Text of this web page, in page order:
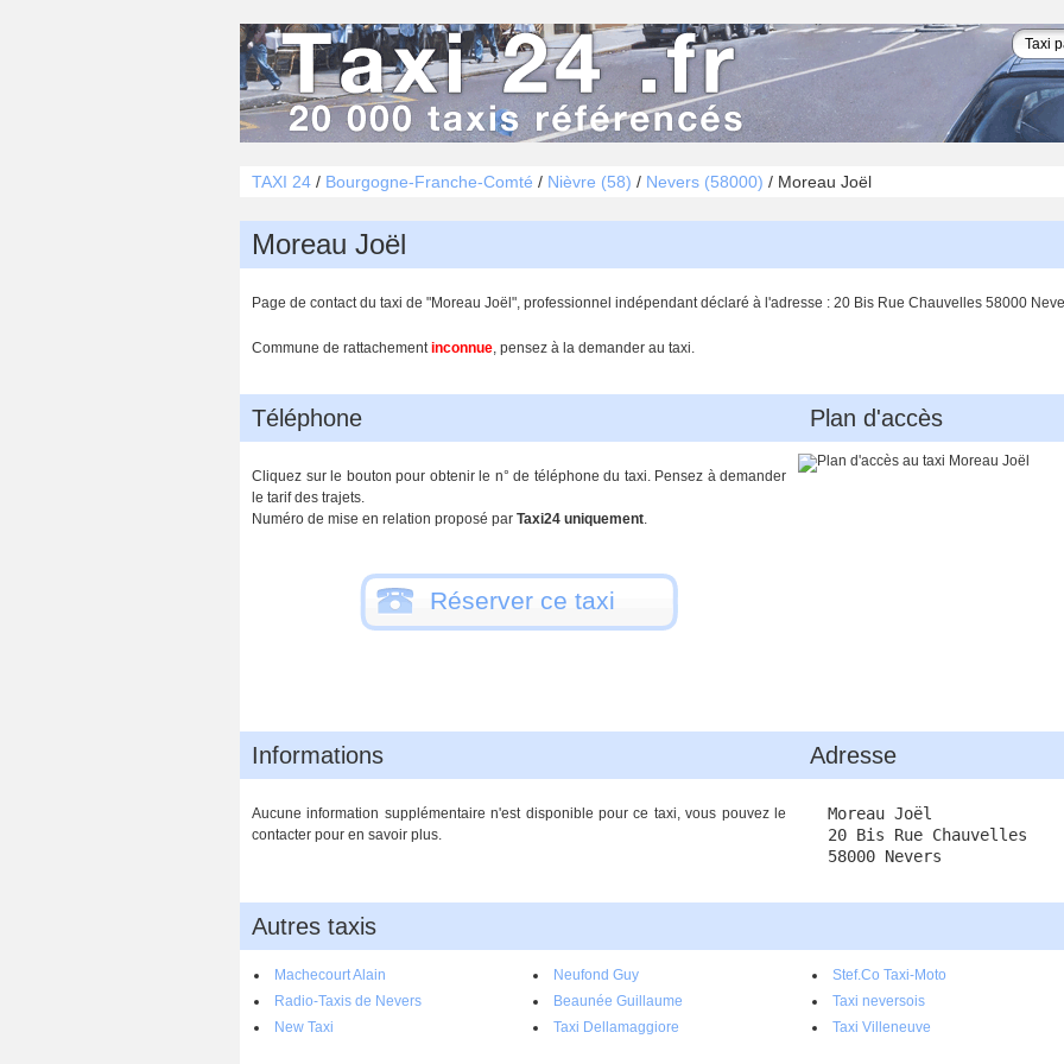
TAXI 24 / Bourgogne-Franche-Comté / Nièvre (58) / Nevers (58000) / Moreau Joël
Moreau Joël
Page de contact du taxi de "Moreau Joël", professionnel indépendant déclaré à l'adresse : 20 Bis Rue Chauvelles 58000
Commune de rattachementinconnue, pensez à la demander au taxi.
Téléphone
Cliquez sur le bouton pour obtenir le n° de téléphone du taxi. Pensez à demander
le tarif des trajets.
Numéro de mise en relation proposé par Taxi24 uniquement.
Réserver ce taxi
Plan d'accès
Informations
Aucune information supplémentaire n'est disponible pour ce taxi, vous pouvez le
contacter pour en savoir plus.
Adresse
Moreau Joël
20 Bis Rue Chauvelles
58000 Nevers
Autres taxis
Machecourt Alain Neufond Guy
Stef.Co Taxi-Moto
Radio-Taxis de Nevers
Beaunée Guillaume
Taxi neversois
New Taxi
Taxi Dellamaggiore Taxi Villeneuve